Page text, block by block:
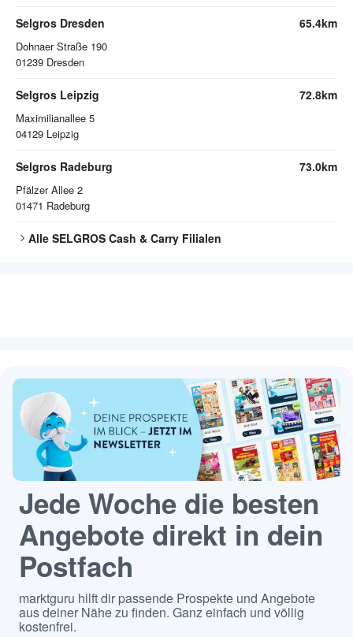
Selgros Dresden
Dohnaer Straße 190
01239 Dresden
65.4km
Selgros Leipzig
Maximilianallee 5
04129 Leipzig
72.8km
Selgros Radeburg
Pfälzer Allee 2
01471 Radeburg
73.0km
Alle SELGROS Cash & Carry Filialen
Jede Woche die besten
Angebote direkt in dein
Postfach
marktguru hilft dir passende Prospekte und Angebote
aus deiner Nähe zu finden. Ganz einfach und völlig
kostenfrei.